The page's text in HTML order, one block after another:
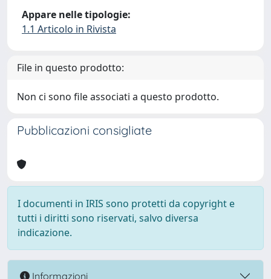
Appare nelle tipologie:
1.1 Articolo in Rivista
File in questo prodotto:
Non ci sono file associati a questo prodotto.
Pubblicazioni consigliate
I documenti in IRIS sono protetti da copyright e
tutti i diritti sono riservati, salvo diversa
indicazione.
Informazioni